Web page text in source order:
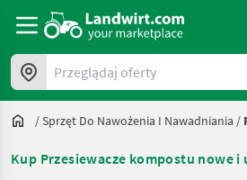
Przeglądaj oferty
/Sprzęt Do Nawożenia I Nawadniania /
Kup Przesiewacze kompostu nowe i